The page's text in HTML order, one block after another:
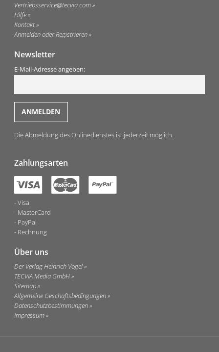
Vertriebsservice@tecvia.com
Hilfe
Kontakt
Anmelden oder Registrieren
Newsletter
E-Mail-Adresse angeben:
Die Abmeldung des Onlinedienstes ist jederzeit möglich.
Zahlungsarten
Visa
MasterCard
PayPal
Rechnung
Über uns
Der Verlag Heinrich Vogel
TECVIA Media GmbH
Sitemap
Allgemeine Geschäftsbedingungen
Datenschutzbestimmungen
Impressum